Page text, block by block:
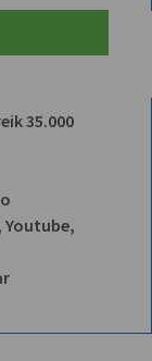
35.000
Youtube,